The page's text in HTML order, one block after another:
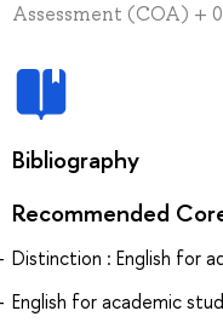
Assessment (COA) +
Bibliography
Recommended
Distinction : English for
English for academic